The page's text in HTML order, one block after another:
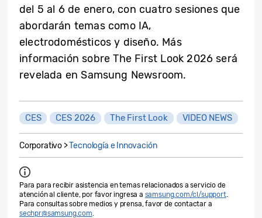
del 5 al 6 de enero, con cuatro sesiones que
abordarán temas como IA,
electrodomésticos y diseño. Más
información sobre The First Look 2026 será
revelada en Samsung Newsroom.
CES CES 2026 The First Look VIDEO NEWS
Corporativo >Tecnología e Innovación
Para para recibir asistencia en temas relacionados a servicio de
atención al cliente, por favor ingresa a samsung.com/cl/support.
Para consultas sobre medios y prensa, favor de contactar a
sechpr@samsung.com.